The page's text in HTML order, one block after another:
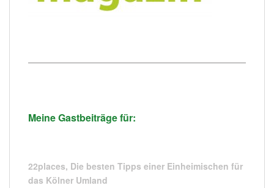
Meine Gastbeiträge für:
22places, Die besten Tipps einer Einheimischen für
das Kölner Umland